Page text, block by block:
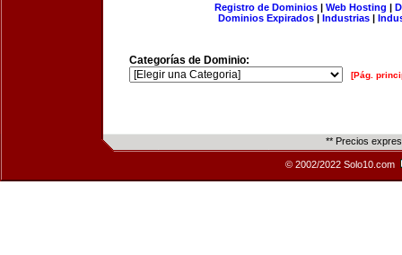
Registro de Dominios| Web Hosting |
Dominios Expirados | Industrias |
Categorías de Dominio:
[Pág.
** Precios
© 2002/2022 Solo10.com